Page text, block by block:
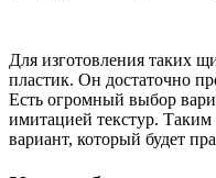
Для изготовления таких
пластик. Он достаточно
Есть огромный выбор
имитацией текстур.
вариант, который будет